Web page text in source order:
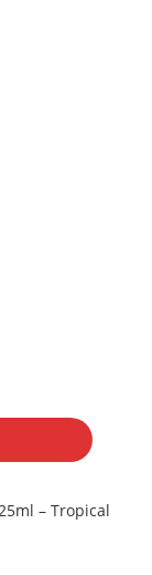
– Tropical